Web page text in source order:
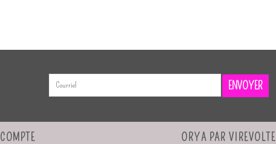
ENVOYER
COMPTE ORYA PAR VIREVOLTE